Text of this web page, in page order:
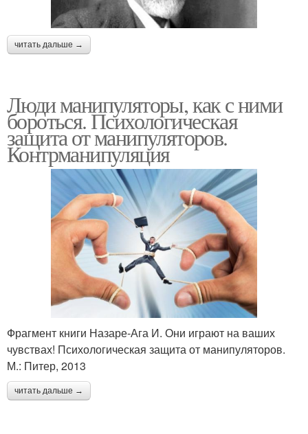
читать дальше →
Люди манипуляторы, как с ними
бороться. Психологическая
защита от манипуляторов.
Контрманипуляция
Фрагмент книги Назаре-Ага И. Они играют на ваших
чувствах! Психологическая защита от манипуляторов.
М.: Питер, 2013
читать дальше →